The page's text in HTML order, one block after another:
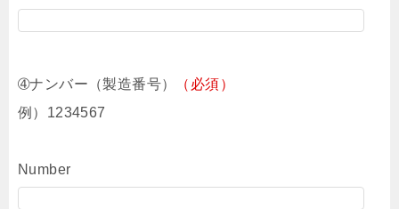
➃ナンバー（製造番号）
（必須）
例）1234567
Number